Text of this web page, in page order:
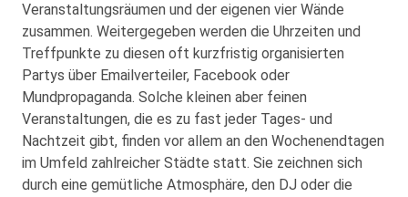
Veranstaltungsräumen und der eigenen vier Wände
zusammen. Weitergegeben werden die Uhrzeiten und
Treffpunkte zu diesen oft kurzfristig organisierten
Partys über Emailverteiler, Facebook oder
Mundpropaganda. Solche kleinen aber feinen
Veranstaltungen, die es zu fast jeder Tages- und
Nachtzeit gibt, finden vor allem an den Wochenendtagen
im Umfeld zahlreicher Städte statt. Sie zeichnen sich
durch eine gemütliche Atmosphäre, den DJ oder die